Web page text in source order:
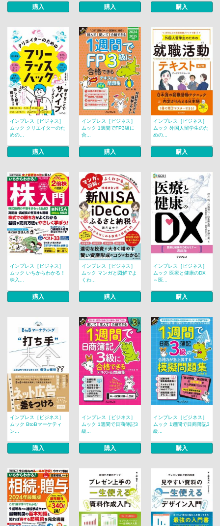
購入 購入 購入
インプレス［ビジネス］
ムック クリエイターのた
めの...
購入
インプレス［ビジネス］
ムック 1週間でFP3級に
合...
購入
インプレス［ビジネス］
ムック 外国人留学生のた
めの...
購入
インプレス［ビジネス］
ムック いちからわかる！
株入...
購入
インプレス［ビジネス］
ムック マンガと図解でよ
くわ...
購入
インプレス［ビジネス］
ムック 医療と健康のDX
～医...
購入
インプレス［ビジネス］
ムック BtoBマーケティ
ン...
購入
インプレス［ビジネス］
ムック 1週間で日商簿記3
級...
購入
インプレス［ビジネス］
ムック 1週間で日商簿記3
級...
購入